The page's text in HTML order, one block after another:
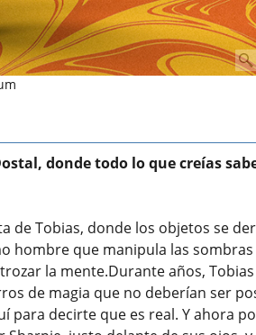
donde todo lo que creías
de Tobias, donde los objetos se
hombre que manipula las sombras
la mente.Durante años,
de magia que no deberían ser
para decirte que es real. Y ahora